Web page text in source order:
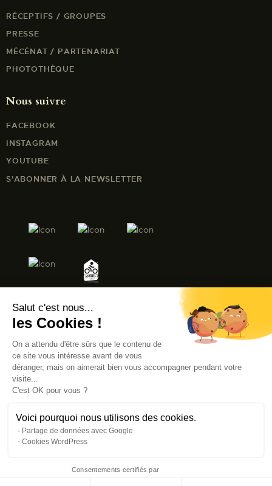
Salut c'est nous...
les Cookies !
On a attendu d'être sûrs que le contenu de
ce site vous intéresse avant de vous
déranger, mais on aimerait bien vous accompagner pendant votre
visite...
C'est OK pour vous ?
Voici pourquoi nous utilisons des cookies.
Partage de données avec Google
Cookies WordPress
Consentements certifiés par
RÉCEPTIFS / GROUPES
PRESSE
MÉCÉNAT / PARTENARIAT
PHOTOTHÈQUE
Nous suivre
FACEBOOK
INSTAGRAM
YOUTUBE
S'ABONNER À LA NEWSLETTER
ACCESSIBILITÉ : NON CONFORME
© AVIGNON TOURISME 2026